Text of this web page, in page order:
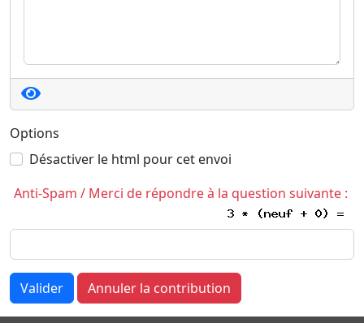
Options
Désactiver le html pour cet envoi
Anti-Spam / Merci de répondre à la question suivante :